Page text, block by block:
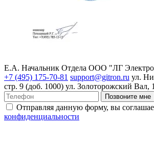
Е.А. Начальник Отдела ООО "ЛГ
+7 (495) 175-70-81 support@gitron.ru ул.
стр. 9 (доб. 1000) ул. Золоторожский Вал,
Позвоните мне
Отправляя данную форму, вы
конфиденциальности